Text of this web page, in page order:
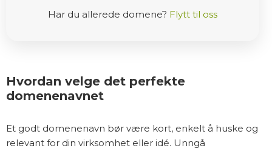
Har du allerede domene? Flytt til oss
Hvordan velge det perfekte
domenenavnet
Et godt domenenavn bør være kort, enkelt å huske og
relevant for din virksomhet eller idé. Unngå